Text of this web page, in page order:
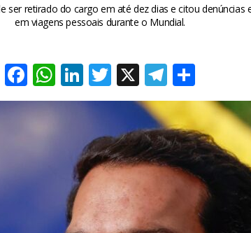
ser retirado do cargo em até dez dias e citou denúncias
em viagens pessoais durante o Mundial.
Facebook
WhatsApp
LinkedIn
Twitter
X Telegram